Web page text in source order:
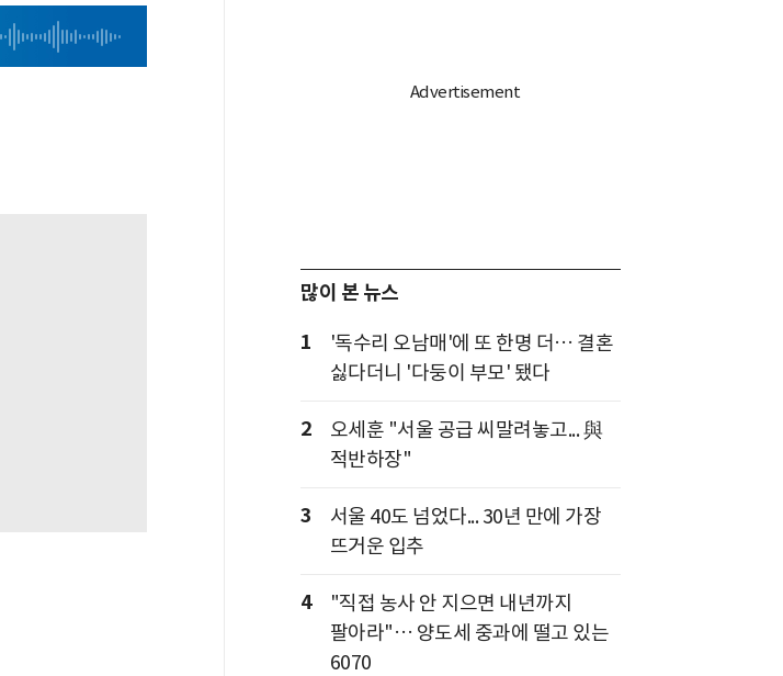
많이 본 뉴스
1
'독수리 오남매'에 또 한명 더… 결혼
싫다더니 '다둥이 부모' 됐다
2
오세훈 "서울 공급 씨말려놓고... 與
적반하장"
3
서울 40도 넘었다... 30년 만에 가장
뜨거운 입추
4
"직접 농사 안 지으면 내년까지
팔아라"… 양도세 중과에 떨고 있는
6070